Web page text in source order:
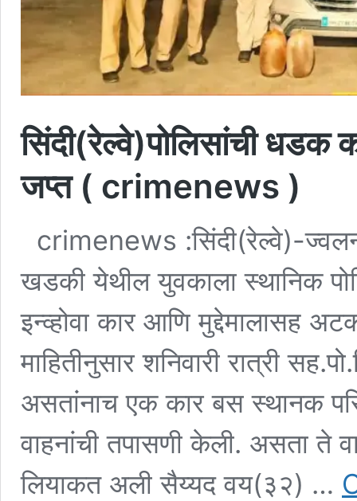
सिंदी(रेल्वे)पोलिसांची धडक
जप्त ( crimenews )
crimenews :सिंदी(रेल्वे)-
खडकी येथील युवकाला स्थानिक
इन्व्होवा कार आणि मुद्देमालासह
माहितीनुसार शनिवारी रात्री
असतांनाच एक कार बस स्थानक
वाहनांची तपासणी केली. असता ते
लियाकत अली सैय्यद वय(३२) …